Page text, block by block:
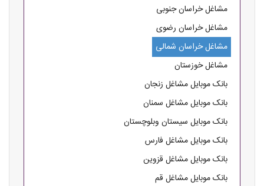
مشاغل خراسان جنوبی
مشاغل خراسان رضوی
مشاغل خراسان شمالی
مشاغل خوزستان
بانک موبایل مشاغل زنجان
بانک موبایل مشاغل سمنان
بانک موبایل سیستان وبلوچستان
بانک موبایل مشاغل فارس
بانک موبایل مشاغل قزوین
بانک موبایل مشاغل قم